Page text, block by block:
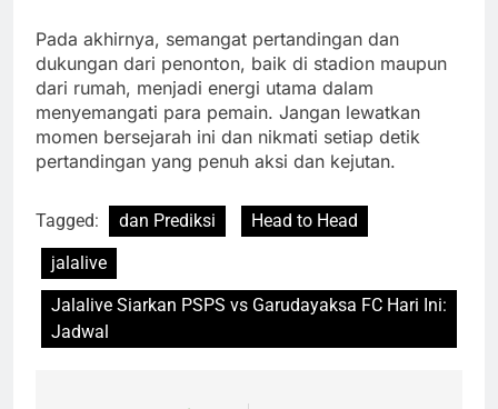
Pada akhirnya, semangat pertandingan dan
dukungan dari penonton, baik di stadion maupun
dari rumah, menjadi energi utama dalam
menyemangati para pemain. Jangan lewatkan
momen bersejarah ini dan nikmati setiap detik
pertandingan yang penuh aksi dan kejutan.
Tagged: dan Prediksi
Head to Head
jalalive
Jalalive Siarkan PSPS vs Garudayaksa FC Hari Ini:
Jadwal